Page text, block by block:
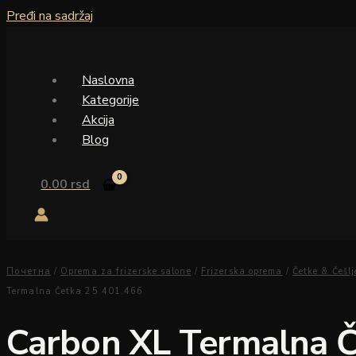
Pređi na sadržaj
Naslovna
Kategorije
Akcija
Blog
0.00 rsd
Почетна / Oprema za frizerske salone / Frizerska oprema / Četke &
Termalna Četka 25 401.466
Carbon XL Termalna